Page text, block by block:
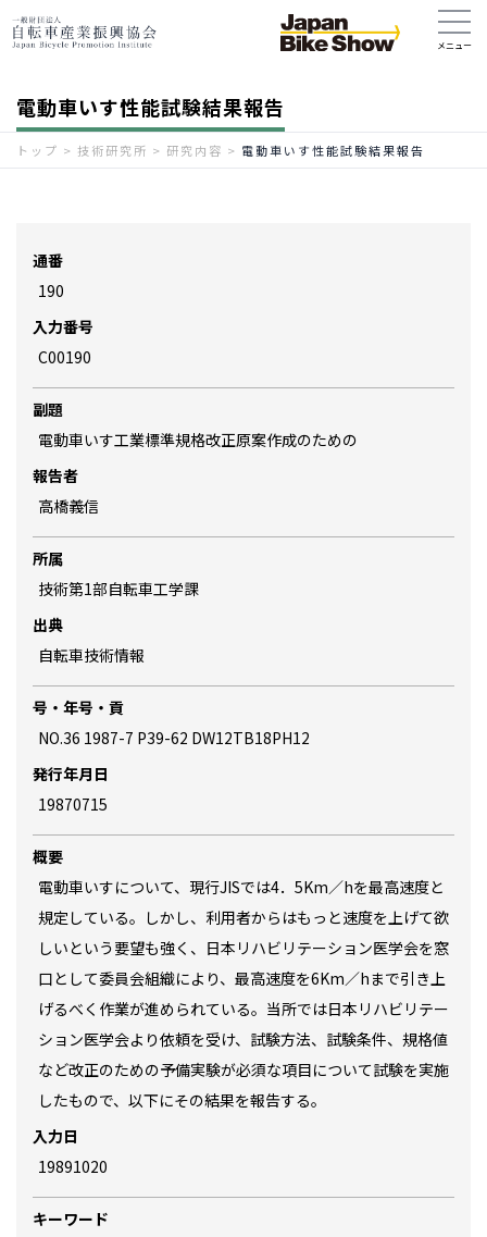
電動車いす性能試験結果報告
トップ > 技術研究所 > 研究内容 > 電動車いす性能試験結果報告
通番
190
入力番号
C00190
副題
電動車いす工業標準規格改正原案作成のための
報告者
高橋義信
所属
技術第1部自転車工学課
出典
自転車技術情報
号・年号・貢
NO.36 1987-7 P39-62 DW12TB18PH12
発行年月日
19870715
概要
電動車いすについて、現行JISでは4．5Km／hを最高速度と
規定している。しかし、利用者からはもっと速度を上げて欲
しいという要望も強く、日本リハビリテーション医学会を窓
口として委員会組織により、最高速度を6Km／hまで引き上
げるべく作業が進められている。当所では日本リハビリテー
ション医学会より依頼を受け、試験方法、試験条件、規格値
など改正のための予備実験が必須な項目について試験を実施
したもので、以下にその結果を報告する。
入力日
19891020
キーワード